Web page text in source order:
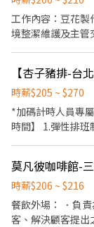
受用餐的樂趣。
供建議 3. 上水、
和設備的清潔以及
積極認真的在校生
津貼！計時人員
總工時達100小時
✅一天中能排班最
排班一次，可彈性
工作內容：豆花製
境整潔維護及主管交辦事務。 工作方式：
襲寄せ豆腐職人
碗山海自然純粹的山海豆
https://
https://
時薪$205 ~ $270
*加碼計時人員專屬
時間】 1.彈性排
測量食材的容量與重
1、餐桌佈置及整
需求與提供建議 4
潔門市環境與餐具
時薪$206 ~ $216
餐飲外場： ．負
客、解決顧客提出